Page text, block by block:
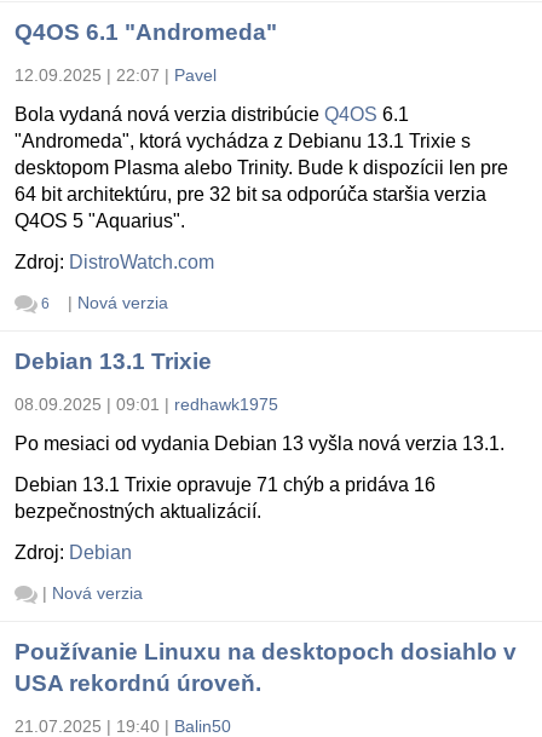
Q4OS 6.1 "Andromeda"
12.09.2025 | 22:07 | Pavel
Bola vydaná nová verzia distribúcie Q4OS 6.1
"Andromeda", ktorá vychádza z Debianu 13.1 Trixie s
desktopom Plasma alebo Trinity. Bude k dispozícii len pre
64 bit architektúru, pre 32 bit sa odporúča staršia verzia
Q4OS 5 "Aquarius".
Zdroj: DistroWatch.com
6 | Nová verzia
Debian 13.1 Trixie
08.09.2025 | 09:01 | redhawk1975
Po mesiaci od vydania Debian 13 vyšla nová verzia 13.1.
Debian 13.1 Trixie opravuje 71 chýb a pridáva 16
bezpečnostných aktualizácií.
Zdroj: Debian
| Nová verzia
Používanie Linuxu na desktopoch dosiahlo v
USA rekordnú úroveň.
21.07.2025 | 19:40 | Balin50